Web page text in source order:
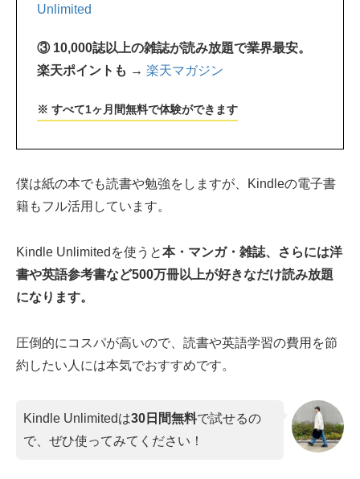
Unlimited
③ 10,000誌以上の雑誌が読み放題で業界最安。
楽天ポイントも → 楽天マガジン
※ すべて1ヶ月間無料で体験ができます
僕は紙の本でも読書や勉強をしますが、Kindleの電子書
籍もフル活用しています。
Kindle Unlimitedを使うと本・マンガ・雑誌、さらには洋
書や英語参考書など500万冊以上が好きなだけ読み放題
になります。
圧倒的にコスパが高いので、読書や英語学習の費用を節
約したい人には本気でおすすめです。
Kindle Unlimitedは30日間無料で試せるの
で、ぜひ使ってみてください！